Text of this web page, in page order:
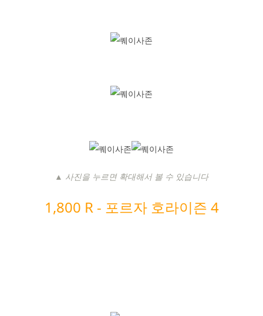
▲ 사진을 누르면 확대해서 볼 수 있습니다
1,800 R - 포르자 호라이즌 4